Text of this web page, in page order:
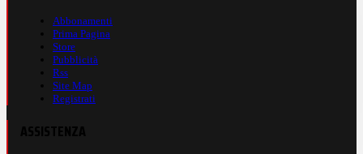
Abbonamenti
Prima Pagina
Store
Pubblicità
Rss
Site Map
Registrati